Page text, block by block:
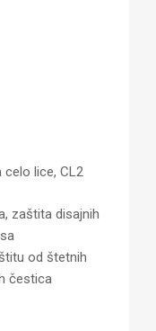
lice, CL2
zaštita disajnih
od štetnih
čestica